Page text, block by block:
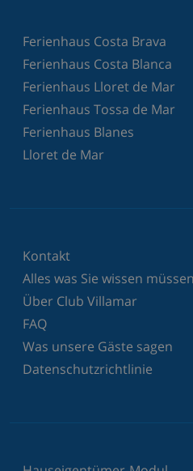
Ferienhaus Costa Brava
Ferienhaus Costa Blanca
Ferienhaus Lloret de Mar
Ferienhaus Tossa de Mar
Ferienhaus Blanes
Lloret de Mar
Kontakt
Alles was Sie wissen müssen
Über Club Villamar
FAQ
Was unsere Gäste sagen
Datenschutzrichtlinie